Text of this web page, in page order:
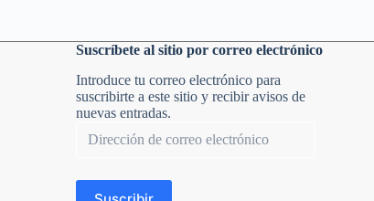
Suscríbete al sitio por correo electrónico
Introduce tu correo electrónico para
suscribirte a este sitio y recibir avisos de
nuevas entradas.
de